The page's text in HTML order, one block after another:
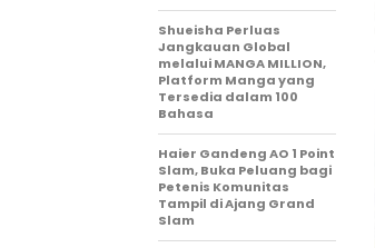
Shueisha Perluas
Jangkauan Global
melalui MANGA MILLION,
Platform Manga yang
Tersedia dalam 100
Bahasa
Haier Gandeng AO 1 Point
Slam, Buka Peluang bagi
Petenis Komunitas
Tampil di Ajang Grand
Slam